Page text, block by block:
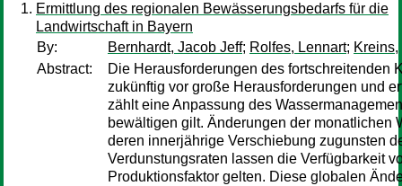
Ermittlung des regionalen Bewässerungsbedarfs für die
Landwirtschaft in Bayern
By:
Bernhardt, Jacob Jeff; Rolfes, Lennart; Kreins,
Abstract:
Die Herausforderungen des
zukünftig vor große Herausforderungen und
zählt eine Anpassung des
bewältigen gilt. Änderungen der monatlichen
deren innerjährige Verschiebung zugunsten
Verdunstungsraten lassen die Verfügbarkeit
Produktionsfaktor gelten. Diese globalen